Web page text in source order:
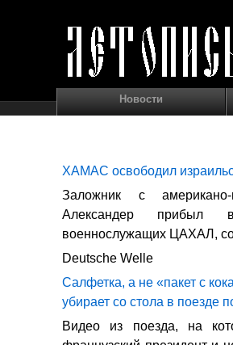
Новости
ХАМАС освободил
Заложник с американо-
Александер прибыл
военнослужащих ЦАХАЛ,
Deutsche Welle
Салфетка, а не «пакет с
убирает со стола в поезде
Видео из поезда, на